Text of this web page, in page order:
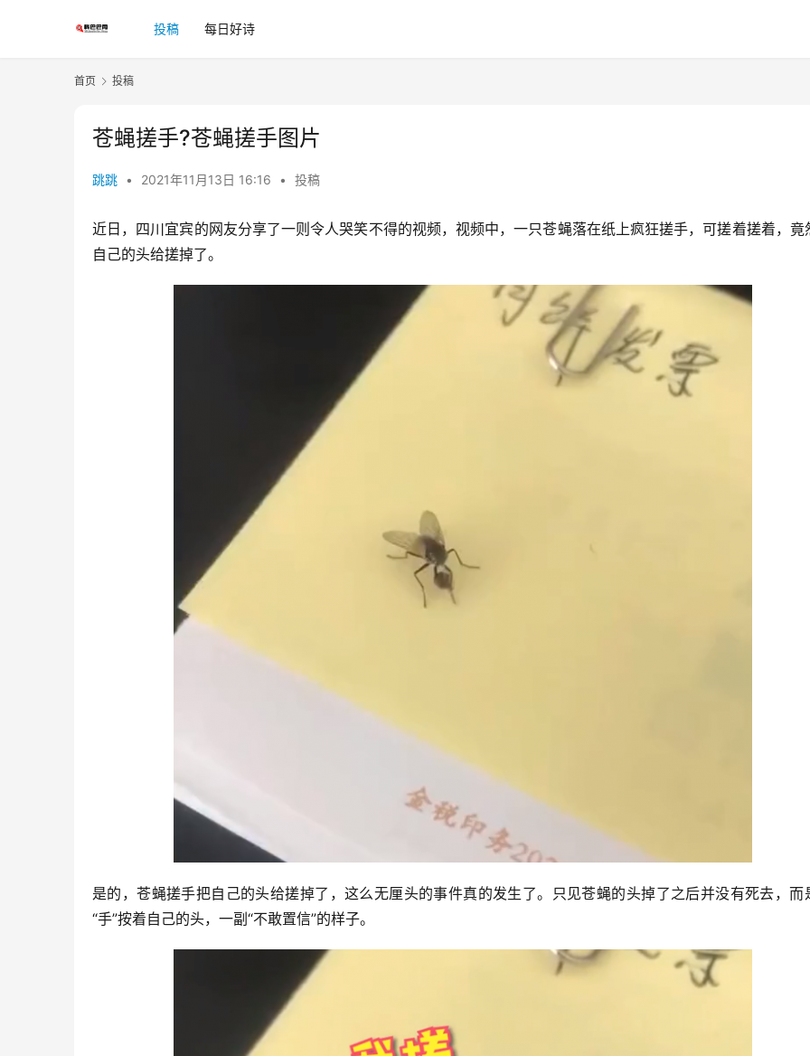
投稿 每日好诗
首页 投稿
苍蝇搓手?苍蝇搓手图片
跳跳 • 2021年11月13日 16:16 • 投稿
近日，四川宜宾的网友分享了一则令人哭笑不得的视频，视频中，一只苍蝇落在纸上疯狂搓手，可搓着搓着，竟
自己的头给搓掉了。
是的，苍蝇搓手把自己的头给搓掉了，这么无厘头的事件真的发生了。只见苍蝇的头掉了之后并没有死去，而
“手”按着自己的头，一副“不敢置信”的样子。